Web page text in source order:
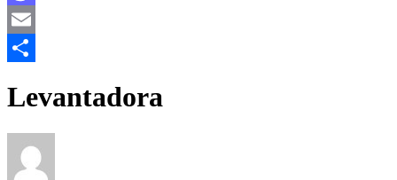
Mastodon
Email
Levantadora